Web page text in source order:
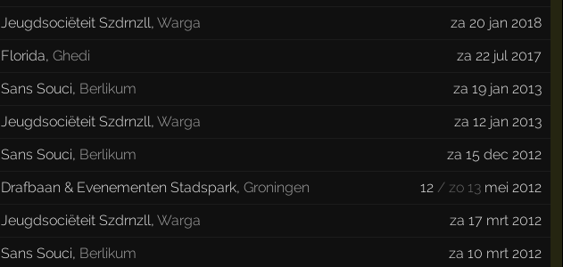
Jeugdsociëteit Szdrnzll,Warga
za 20 jan 2018
Florida,Ghedi
za 22 jul 2017
Sans Souci, Berlikum
za 19 jan 2013
Jeugdsociëteit Szdrnzll,Warga
za 12 jan 2013
Sans Souci, Berlikum
za 15 dec 2012
Drafbaan & Evenementen Stadspark,Groningen 12 / zo 13 mei 2012
Jeugdsociëteit Szdrnzll,Warga
za 17 mrt 2012
Sans Souci, Berlikum
za 10 mrt 2012